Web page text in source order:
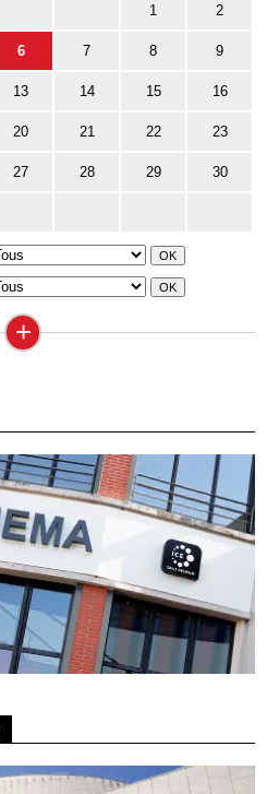
1 2
6 7 8 9
13 14 15 16
20 21 22 23
27 28 29 30
+